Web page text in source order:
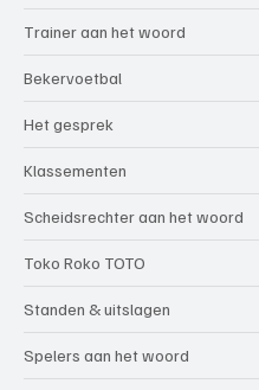
Trainer aan het woord
Bekervoetbal
Het gesprek
Klassementen
Scheidsrechter aan het woord
Toko Roko TOTO
Standen & uitslagen
Spelers aan het woord